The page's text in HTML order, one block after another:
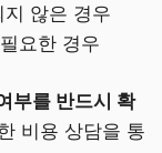
않은 경우
요한 경우
부를 반드시 확
비용 상담을 통